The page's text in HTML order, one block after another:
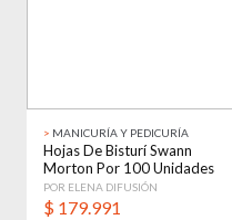
> MANICURÍA Y PEDICURÍA
Hojas De Bisturí Swann
Morton Por 100 Unidades
Originales
POR ELENA DIFUSIÓN
$ 179.991